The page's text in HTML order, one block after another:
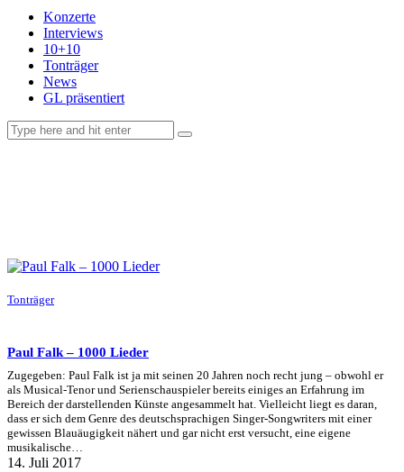
Konzerte
Interviews
10+10
Tonträger
News
GL präsentiert
Tonträger
Paul Falk – 1000 Lieder
Zugegeben: Paul Falk ist ja mit seinen 20 Jahren noch recht jung – obwohl er
als Musical-Tenor und Serienschauspieler bereits einiges an Erfahrung im
Bereich der darstellenden Künste angesammelt hat. Vielleicht liegt es daran,
dass er sich dem Genre des deutschsprachigen Singer-Songwriters mit einer
gewissen Blauäugigkeit nähert und gar nicht erst versucht, eine eigene
musikalische…
14. Juli 2017